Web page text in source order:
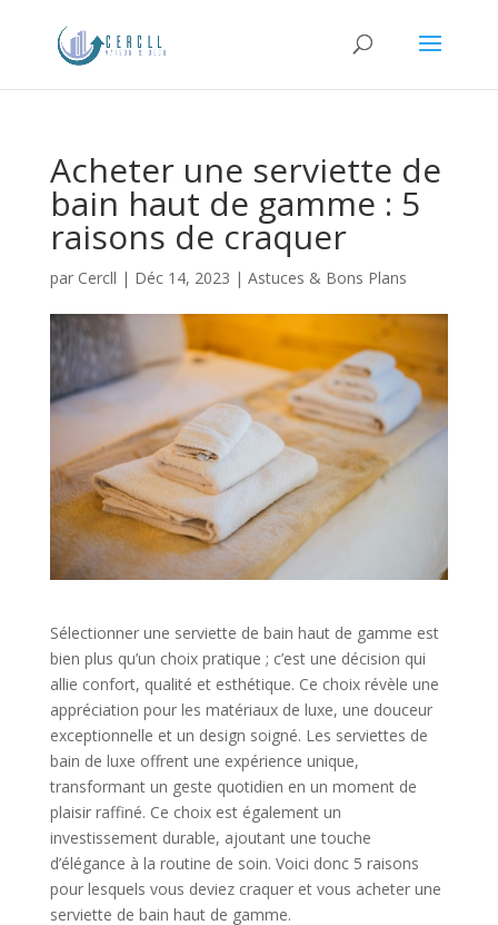
Acheter une serviette de
bain haut de gamme : 5
raisons de craquer
par Cercll | Déc 14, 2023 | Astuces & Bons Plans
Sélectionner une serviette de bain haut de gamme est
bien plus qu’un choix pratique ; c’est une décision qui
allie confort, qualité et esthétique. Ce choix révèle une
appréciation pour les matériaux de luxe, une douceur
exceptionnelle et un design soigné. Les serviettes de
bain de luxe offrent une expérience unique,
transformant un geste quotidien en un moment de
plaisir raffiné. Ce choix est également un
investissement durable, ajoutant une touche
d’élégance à la routine de soin. Voici donc 5 raisons
pour lesquels vous deviez craquer et vous acheter une
serviette de bain haut de gamme.